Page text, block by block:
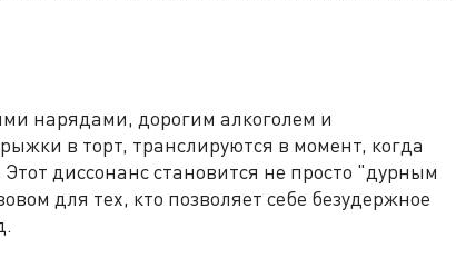
нарядами, дорогим алкоголем и
в торт, транслируются в момент, когда
диссонанс становится не просто "дурным
для тех, кто позволяет себе безудержное